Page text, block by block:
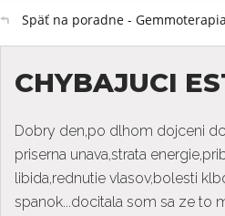
Späť na poradne - Gemmoterapia
CHYBAJUCI
Dobry den,po dlhom dojceni
priserna unava,strata
libida,rednutie vlasov,bolesti
spanok...docitala som sa ze to